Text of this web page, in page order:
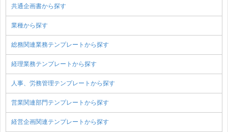
共通企画書から探す
業種から探す
総務関連業務テンプレートから探す
経理業務テンプレートから探す
人事、労務管理テンプレートから探す
営業関連部門テンプレートから探す
経営企画関連テンプレートから探す